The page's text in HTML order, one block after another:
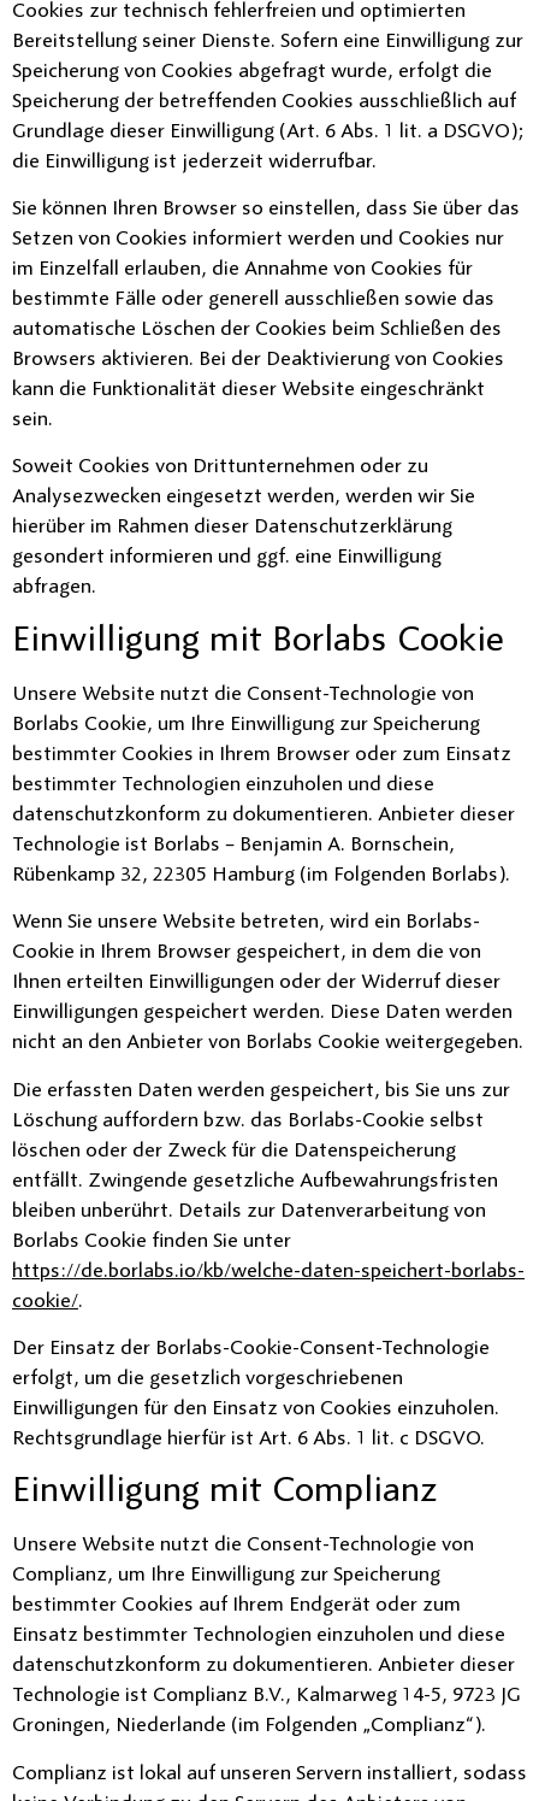
Cookies zur technisch fehlerfreien und optimierten
Bereitstellung seiner Dienste. Sofern eine Einwilligung zur
Speicherung von Cookies abgefragt wurde, erfolgt die
Speicherung der betreffenden Cookies ausschließlich auf
Grundlage dieser Einwilligung (Art. 6 Abs. 1 lit. a DSGVO);
die Einwilligung ist jederzeit widerrufbar.
Sie können Ihren Browser so einstellen, dass Sie über das
Setzen von Cookies informiert werden und Cookies nur
im Einzelfall erlauben, die Annahme von Cookies für
bestimmte Fälle oder generell ausschließen sowie das
automatische Löschen der Cookies beim Schließen des
Browsers aktivieren. Bei der Deaktivierung von Cookies
kann die Funktionalität dieser Website eingeschränkt
sein.
Soweit Cookies von Drittunternehmen oder zu
Analysezwecken eingesetzt werden, werden wir Sie
hierüber im Rahmen dieser Datenschutzerklärung
gesondert informieren und ggf. eine Einwilligung
abfragen.
Einwilligung mit Borlabs Cookie
Unsere Website nutzt die Consent-Technologie von
Borlabs Cookie, um Ihre Einwilligung zur Speicherung
bestimmter Cookies in Ihrem Browser oder zum Einsatz
bestimmter Technologien einzuholen und diese
datenschutzkonform zu dokumentieren. Anbieter dieser
Technologie ist Borlabs – Benjamin A. Bornschein,
Rübenkamp 32, 22305 Hamburg (im Folgenden Borlabs).
Wenn Sie unsere Website betreten, wird ein Borlabs-
Cookie in Ihrem Browser gespeichert, in dem die von
Ihnen erteilten Einwilligungen oder der Widerruf dieser
Einwilligungen gespeichert werden. Diese Daten werden
nicht an den Anbieter von Borlabs Cookie weitergegeben.
Die erfassten Daten werden gespeichert, bis Sie uns zur
Löschung auffordern bzw. das Borlabs-Cookie selbst
löschen oder der Zweck für die Datenspeicherung
entfällt. Zwingende gesetzliche Aufbewahrungsfristen
bleiben unberührt. Details zur Datenverarbeitung von
Borlabs Cookie finden Sie unter
https://de.borlabs.io/kb/welche-daten-speichert-borlabs-
cookie/.
Der Einsatz der Borlabs-Cookie-Consent-Technologie
erfolgt, um die gesetzlich vorgeschriebenen
Einwilligungen für den Einsatz von Cookies einzuholen.
Rechtsgrundlage hierfür ist Art. 6 Abs. 1 lit. c DSGVO.
Einwilligung mit Complianz
Unsere Website nutzt die Consent-Technologie von
Complianz, um Ihre Einwilligung zur Speicherung
bestimmter Cookies auf Ihrem Endgerät oder zum
Einsatz bestimmter Technologien einzuholen und diese
datenschutzkonform zu dokumentieren. Anbieter dieser
Technologie ist Complianz B.V., Kalmarweg 14-5, 9723 JG
Groningen, Niederlande (im Folgenden „Complianz“).
Complianz ist lokal auf unseren Servern installiert, sodass